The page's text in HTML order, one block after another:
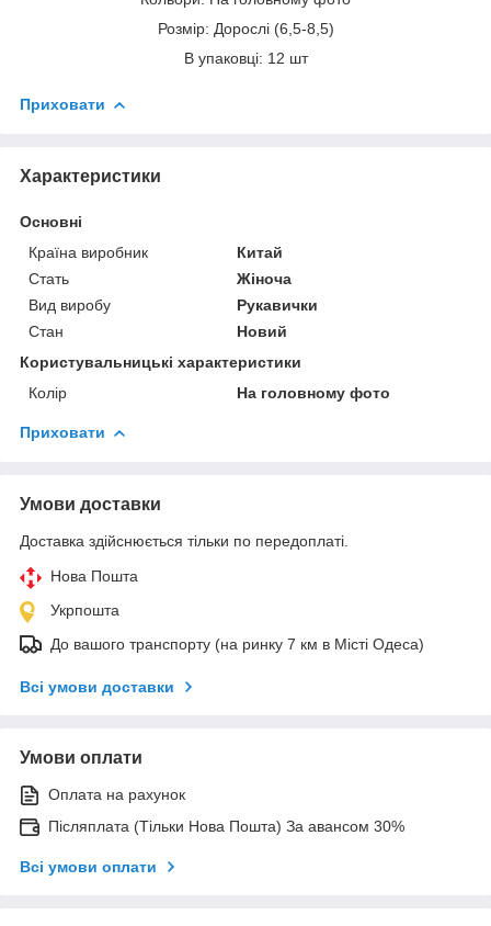
Розмір: Дорослі (6,5-8,5)
В упаковці: 12 шт
Приховати
Характеристики
Основні
Країна виробник
Китай
Стать
Жіноча
Вид виробу
Рукавички
Стан
Новий
Користувальницькі характеристики
Колір
На головному фото
Приховати
Умови доставки
Доставка здійснюється тільки по передоплаті.
Нова Пошта
Укрпошта
До вашого транспорту (на ринку 7 км в Місті Одеса)
Всі умови доставки
Умови оплати
Оплата на рахунок
Післяплата (Тільки Нова Пошта) За авансом 30%
Всі умови оплати